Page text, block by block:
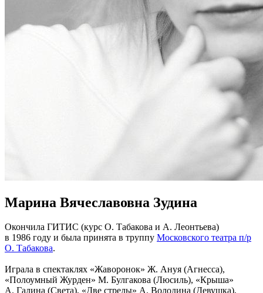
Марина Вячеславовна Зудина
Окончила ГИТИС (курс О. Табакова и А. Леонтьева)
в 1986 году и была принята в труппу Московского театра п/р
О. Табакова.
Играла в спектаклях «Жаворонок» Ж. Ануя (Агнесса),
«Полоумный Журден» М. Булгакова (Люсиль), «Крыша»
А. Галина (Света), «Две стрелы» А. Володина (Девушка),